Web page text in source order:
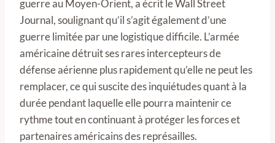
guerre au Moyen-Orient, a écrit le Wall Street
Journal, soulignant qu’il s’agit également d’une
guerre limitée par une logistique difficile. L’armée
américaine détruit ses rares intercepteurs de
défense aérienne plus rapidement qu’elle ne peut les
remplacer, ce qui suscite des inquiétudes quant à la
durée pendant laquelle elle pourra maintenir ce
rythme tout en continuant à protéger les forces et
partenaires américains des représailles.